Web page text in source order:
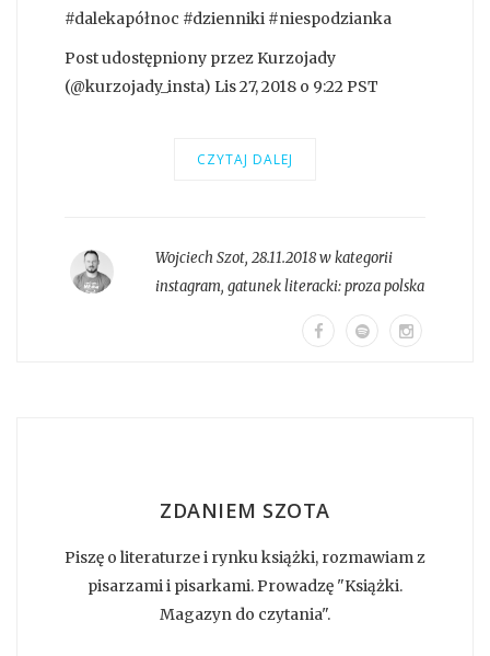
#dalekapółnoc #dzienniki #niespodzianka
Post udostępniony przez Kurzojady
(@kurzojady_insta) Lis 27, 2018 o 9:22 PST
CZYTAJ DALEJ
Wojciech Szot, 28.11.2018 w kategorii
instagram, gatunek literacki:proza polska
ZDANIEM SZOTA
Piszę o literaturze i rynku książki, rozmawiam z
pisarzami i pisarkami. Prowadzę "Książki.
Magazyn do czytania".